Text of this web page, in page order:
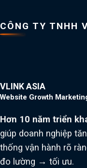
CÔNG TY TNHH
VLINK ASIA
Website Growth
Hơn 10 năm triển
giúp doanh nghiệp
thống vận hành rõ
đo lường → tối ưu.